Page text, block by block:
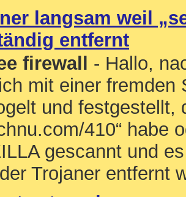
langsam weil
entfernt
firewall
- Hallo,
mit einer fremden
und festgestellt,
410“ habe
gescannt und
Trojaner entfernt